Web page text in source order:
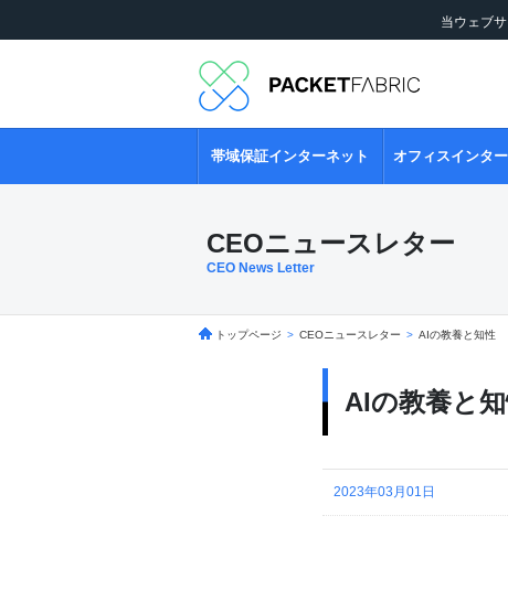
当ウェブ
帯域保証インターネット オフィスインタ
CEOニュースレター
CEO News Letter
トップページ > CEOニュースレター > AIの教養と知性
AIの教養と
2023年03月01日